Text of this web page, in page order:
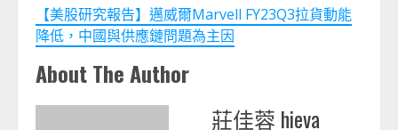
【美股研究報告】邁威爾Marvell FY23Q3拉貨動能
降低，中國與供應鏈問題為主因
About The Author
莊佳蓉 hieva